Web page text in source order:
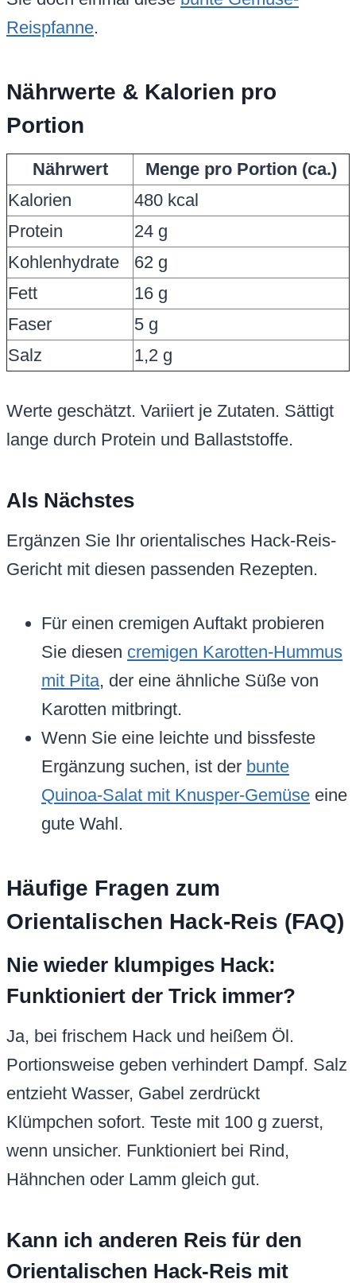
Reispfanne.
Nährwerte & Kalorien pro
Portion
Nährwert
Menge pro Portion (ca.)
Kalorien
480 kcal
Protein
24 g
Kohlenhydrate
62 g
Fett
16 g
Faser
5 g
Salz
1,2 g
Werte geschätzt. Variiert je Zutaten. Sättigt
lange durch Protein und Ballaststoffe.
Als Nächstes
Ergänzen Sie Ihr orientalisches Hack-Reis-
Gericht mit diesen passenden Rezepten.
Für einen cremigen Auftakt probieren
Sie diesen cremigen Karotten-Hummus
mit Pita, der eine ähnliche Süße von
Karotten mitbringt.
Wenn Sie eine leichte und bissfeste
Ergänzung suchen, ist der bunte
Quinoa-Salat mit Knusper-Gemüse eine
gute Wahl.
Häufige Fragen zum
Orientalischen Hack-Reis (FAQ)
Nie wieder klumpiges Hack:
Funktioniert der Trick immer?
Ja, bei frischem Hack und heißem Öl.
Portionsweise geben verhindert Dampf. Salz
entzieht Wasser, Gabel zerdrückt
Klümpchen sofort. Teste mit 100 g zuerst,
wenn unsicher. Funktioniert bei Rind,
Hähnchen oder Lamm gleich gut.
Kann ich anderen Reis für den
Orientalischen Hack-Reis mit